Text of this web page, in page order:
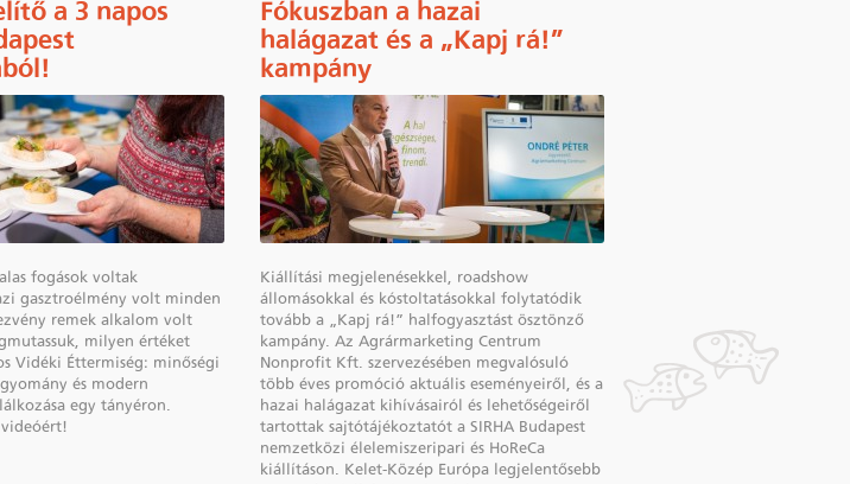
a 3 napos
fogások voltak
gasztroélmény volt minden
remek alkalom volt
milyen értéket
Vidéki Éttermiség: minőségi
és modern
egy tányéron.
Fókuszban a hazai
halágazat és a „Kapj rá!”
kampány
Kiállítási megjelenésekkel, roadshow
állomásokkal és kóstoltatásokkal folytatódik
tovább a „Kapj rá!” halfogyasztást ösztönző
kampány. Az Agrármarketing Centrum
Nonprofit Kft. szervezésében megvalósuló
több éves promóció aktuális eseményeiről, és a
hazai halágazat kihívásairól és lehetőségeiről
tartottak sajtótájékoztatót a SIRHA Budapest
nemzetközi élelemiszeripari és HoReCa
kiállításon. Kelet-Közép Európa legjelentősebb